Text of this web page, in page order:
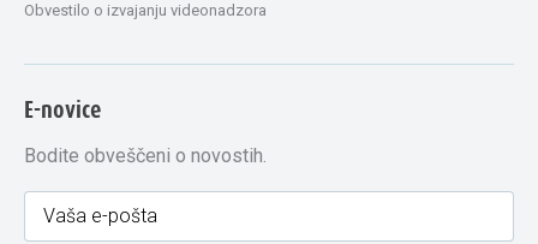
Obvestilo o izvajanju videonadzora
E-novice
Bodite obveščeni o novostih.